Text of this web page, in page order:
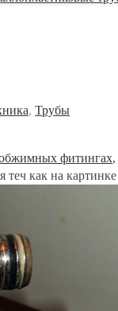
, Трубы
фитингах
теч как на